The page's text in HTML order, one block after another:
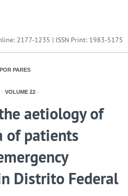
2177-1235 | ISSN Print: 1983-5175
PARES
- VOLUME 22 -
aetiology of
of patients
Distrito Federal